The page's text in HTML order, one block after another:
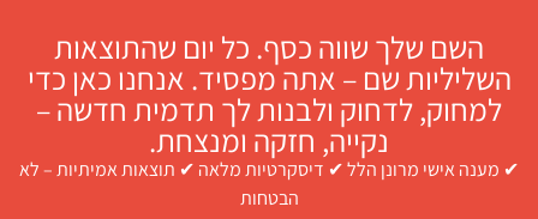
השם שלך שווה כסף. כל יום שהתוצאות
השליליות שם – אתה מפסיד. אנחנו כאן כדי
למחוק, לדחוק ולבנות לך תדמית חדשה –
נקייה, חזקה ומנצחת.
מענה אישי מרונן הלל ✔ דיסקרטיות מלאה ✔ תוצאות אמיתיות – לא
הבטחות